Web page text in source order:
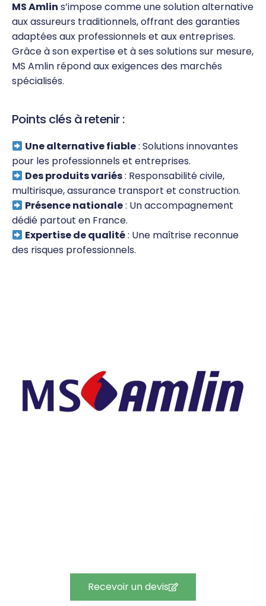
MS Amlin s’impose comme une solution alternative
aux assureurs traditionnels, offrant des garanties
adaptées aux professionnels et aux entreprises.
Grâce à son expertise et à ses solutions sur mesure,
MS Amlin répond aux exigences des marchés
spécialisés.
Points clés à retenir :
Une alternative fiable: Solutions innovantes
pour les professionnels et entreprises.
Des produits variés: Responsabilité civile,
multirisque, assurance transport et construction.
Présence nationale: Un accompagnement
dédié partout en France.
Expertise de qualité: Une maîtrise reconnue
des risques professionnels.
Recevoir un devis